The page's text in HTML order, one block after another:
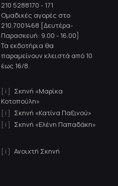
210 5288170 - 171
Ομαδικές αγορές στο
210.7001468 [Δευτέρα-
Παρασκευή: 9.00 - 16.00]
Τα εκδοτήρια θα
παραμείνουν κλειστά από 10
έως 16/8.
Σκηνή «Μαρίκα
Κοτοπούλη»
Σκηνή «Κατίνα Παξινού»
Σκηνή «Ελένη Παπαδάκη»
Ανοιχτή Σκηνή